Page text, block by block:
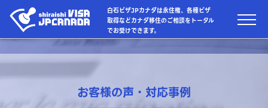
白石ビザJPカナダは永住権、各種ビザ
取得などカナダ移住のご相談をトータル
でお受けできます。
お客様の声・対応事例